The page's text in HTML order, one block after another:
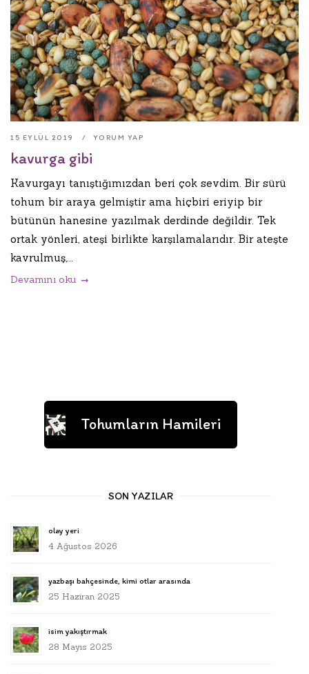
15 EYLÜL 2019 YORUM YAP
kavurga gibi
Kavurgayı tanıştığımızdan beri çok sevdim. Bir sürü
tohum bir araya gelmiştir ama hiçbiri eriyip bir
bütünün hanesine yazılmak derdinde değildir. Tek
ortak yönleri, ateşi birlikte karşılamalarıdır. Bir ateşte
kavrulmuş,...
Devamını oku
Tohumların Hamileri
SON YAZILAR
olay yeri
4 Ağustos 2026
yazbaşı bahçesinde, kimi otlar arasında
25 Haziran 2025
isim yakıştırmak
28 Mayıs 2025